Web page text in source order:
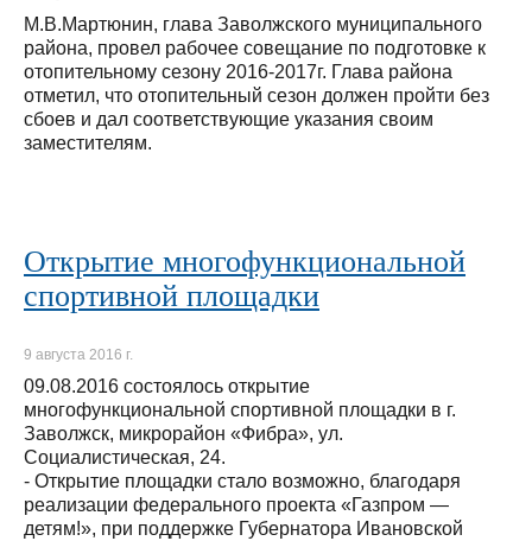
М.В.Мартюнин, глава Заволжского муниципального
района, провел рабочее совещание по подготовке к
отопительному сезону 2016-2017г. Глава района
отметил, что отопительный сезон должен пройти без
сбоев и дал соответствующие указания своим
заместителям.
Открытие многофункциональной
спортивной площадки
9 августа 2016 г.
09.08.2016 состоялось открытие
многофункциональной спортивной площадки в г.
Заволжск, микрорайон «Фибра», ул.
Социалистическая, 24.
- Открытие площадки стало возможно, благодаря
реализации федерального проекта «Газпром —
детям!», при поддержке Губернатора Ивановской